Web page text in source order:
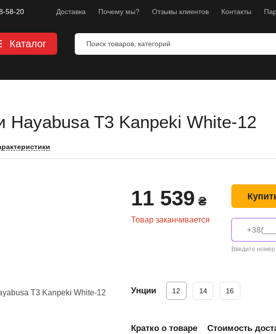
58-20 Доставка Почему мы? Отзывы клиентов Контакты
Каталог
бинты
груши, манекены
борьба
Hayabusa T3 Kanpeki White-12
11 539 ₴
Товар заканчивается
Введите
Унции 12 14 16
Кратко о товаре Стоимость